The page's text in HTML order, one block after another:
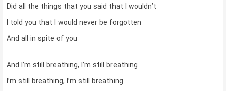
Did all the things that you said that I wouldn’t
I told you that I would never be forgotten
And all in spite of you
And I’m still breathing, I’m still breathing
I’m still breathing, I’m still breathing